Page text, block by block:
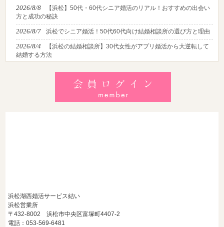
2026/8/8
【浜松】50代・60代シニア婚活のリアル！おすすめの出会い
方と成功の秘訣
2026/8/7 浜松でシニア婚活！50代60代向け結婚相談所の選び方と理由
2026/8/4
【浜松の結婚相談所】30代女性がアプリ婚活から大逆転して
結婚する方法
しいデートの服装・スポット徹底解説
【浜松】アラフォー男性が婚活で無双する3つの戦略！30代
後半・40代からの大人の成婚術
浜松湖西婚活サービス結い
浜松営業所
〒432-8002 浜松市中央区富塚町4407-2
電話：053-569-6481